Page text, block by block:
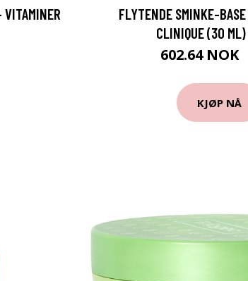
FLYTENDE SMINKE-
CLINIQUE (30
602.64 NOK
KJØP NÅ